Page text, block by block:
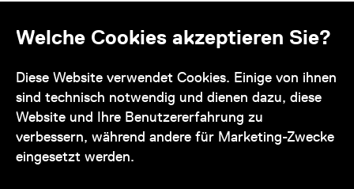
Welche Cookies akzeptieren Sie?
Diese Website verwendet Cookies. Einige von ihnen
sind technisch notwendig und dienen dazu, diese
Website und Ihre Benutzererfahrung zu
verbessern, während andere für Marketing-Zwecke
eingesetzt werden.
Kontakt